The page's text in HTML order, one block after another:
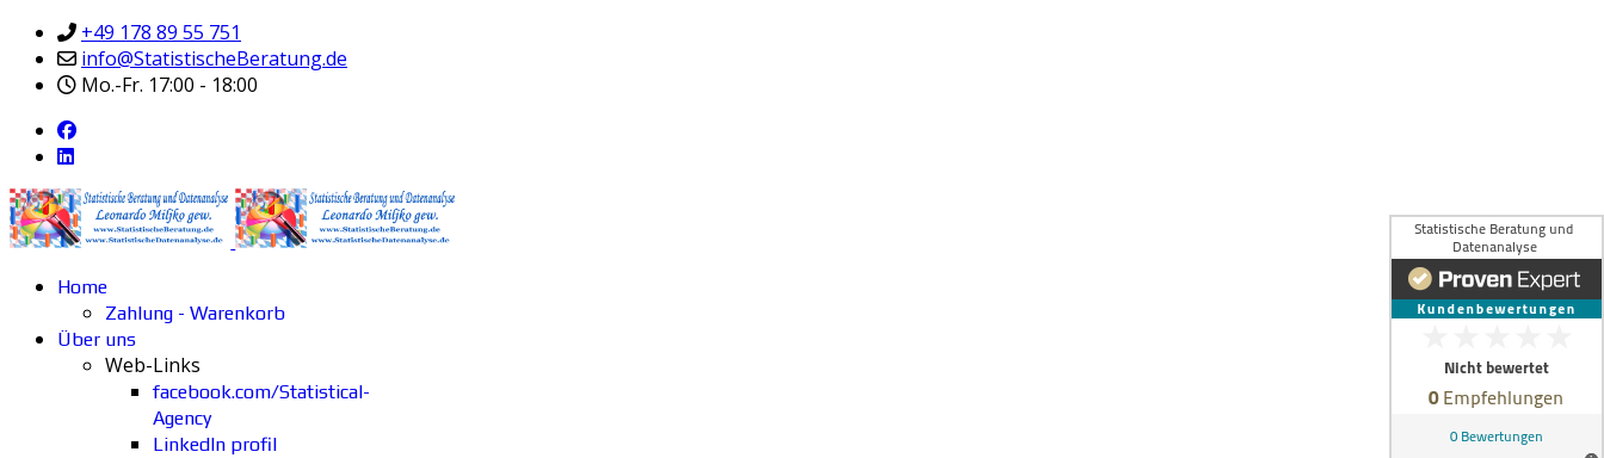
+49 178 89 55 751
info@StatistischeBeratung.de
Mo.-Fr. 17:00 - 18:00
Home
Zahlung - Warenkorb
Über uns
Web-Links
facebook.com/Statistical-
Agency
LinkedIn profil